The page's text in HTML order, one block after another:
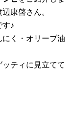
康啓さん。
す♪
にく・オリーブ油
ティに見立てて